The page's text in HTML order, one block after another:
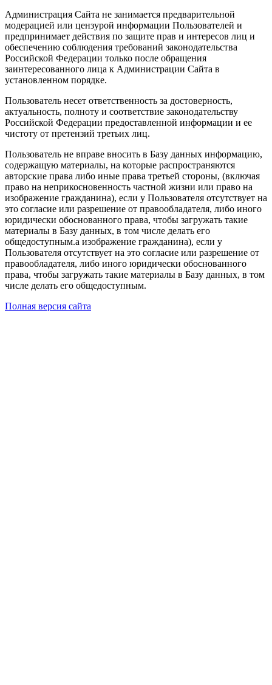
Администрация Сайта не занимается предварительной
модерацией или цензурой информации Пользователей и
предпринимает действия по защите прав и интересов лиц и
обеспечению соблюдения требований законодательства
Российской Федерации только после обращения
заинтересованного лица к Администрации Сайта в
установленном порядке.
Пользователь несет ответственность за достоверность,
актуальность, полноту и соответствие законодательству
Российской Федерации предоставленной информации и ее
чистоту от претензий третьих лиц.
Пользователь не вправе вносить в Базу данных информацию,
содержащую материалы, на которые распространяются
авторские права либо иные права третьей стороны, (включая
право на неприкосновенность частной жизни или право на
изображение гражданина), если у Пользователя отсутствует на
это согласие или разрешение от правообладателя, либо иного
юридически обоснованного права, чтобы загружать такие
материалы в Базу данных, в том числе делать его
общедоступным.а изображение гражданина), если у
Пользователя отсутствует на это согласие или разрешение от
правообладателя, либо иного юридически обоснованного
права, чтобы загружать такие материалы в Базу данных, в том
числе делать его общедоступным.
Полная версия сайта